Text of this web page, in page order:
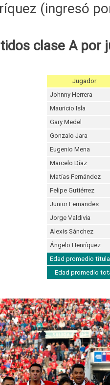
(ingresó
clase A por
Jugador
Johnny Herrera
Mauricio Isla
Gary Medel
Gonzalo Jara
Eugenio Mena
Marcelo Díaz
Matías Fernández
Felipe Gutiérrez
Junior Fernandes
Jorge Valdivia
Alexis Sánchez
Ángelo Henríquez
Edad promedio
Edad promedio